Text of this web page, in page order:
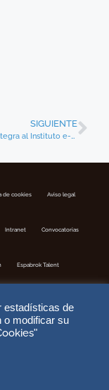
SIGUIENTE
ESPABROK integra al Instituto e-Learning del Seguro para la formación de sus 110 Corredurías
de cookies Aviso legal
Intranet Convocatorias
Espabrok Talent
estadísticas de
o modificar su
"